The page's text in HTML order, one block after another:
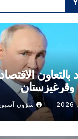
بالتعاون
وقرغيزستان
شؤون